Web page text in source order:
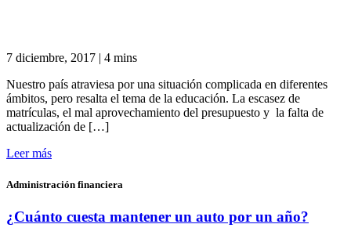
7 diciembre, 2017 | 4 mins
Nuestro país atraviesa por una situación complicada en diferentes
ámbitos, pero resalta el tema de la educación. La escasez de
matrículas, el mal aprovechamiento del presupuesto y la falta de
actualización de […]
Leer más
Administración financiera
¿Cuánto cuesta mantener un auto por un año?